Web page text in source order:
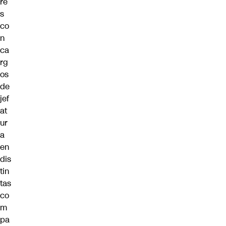
s
co
n
ca
rg
os
de
jef
at
ur
a
en
dis
tin
tas
co
m
pa